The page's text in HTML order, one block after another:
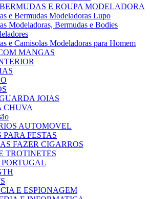
E ROUPA MODELADORA
e Bermudas Modeladoras Lupo
Modeladoras, Bermudas e Bodies
e Camisolas Modeladoras para Homem
MANGAS
JOIAS
CHUVA
AUTOMOVEL
PARA FESTAS
FAZER CIGARROS
TROTINETES
E ESPIONAGEM